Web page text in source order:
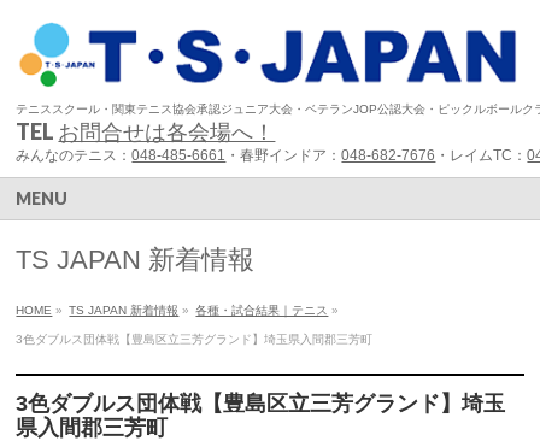
テニススクール・関東テニス協会承認ジュニア大会・ベテランJOP公認大会・ピックルボールク
TEL お問合せは各会場へ！
みんなのテニス：048-485-6661 ・春野インドア：048-682-7676 ・レイムTC：
MENU
TS JAPAN 新着情報
HOME » TS JAPAN 新着情報 » 各種・試合結果｜テニス »
3色ダブルス団体戦【豊島区立三芳グランド】埼玉県入間郡三芳町
3色ダブルス団体戦【豊島区立三芳グランド】埼玉
県入間郡三芳町